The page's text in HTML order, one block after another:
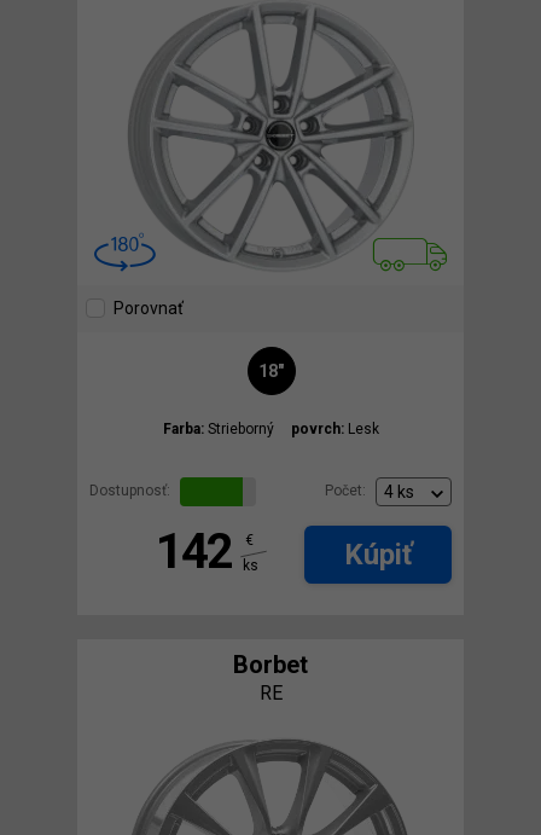
Porovnať
18"
Farba: Strieborný povrch: Lesk
Dostupnosť: Počet:
142
€
ks
Kúpiť
Borbet
RE